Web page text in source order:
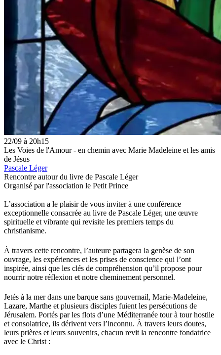
22/09 à 20h15
Les Voies de l'Amour - en chemin avec Marie Madeleine et les amis
de Jésus
Pascale Léger
Rencontre autour du livre de Pascale Léger
Organisé par l'association le Petit Prince
L’association a le plaisir de vous inviter à une conférence
exceptionnelle consacrée au livre de Pascale Léger, une œuvre
spirituelle et vibrante qui revisite les premiers temps du
christianisme.
À travers cette rencontre, l’auteure partagera la genèse de son
ouvrage, les expériences et les prises de conscience qui l’ont
inspirée, ainsi que les clés de compréhension qu’il propose pour
nourrir notre réflexion et notre cheminement personnel.
Jetés à la mer dans une barque sans gouvernail, Marie-Madeleine,
Lazare, Marthe et plusieurs disciples fuient les persécutions de
Jérusalem. Portés par les flots d’une Méditerranée tour à tour hostile
et consolatrice, ils dérivent vers l’inconnu. À travers leurs doutes,
leurs prières et leurs souvenirs, chacun revit la rencontre fondatrice
avec le Christ :